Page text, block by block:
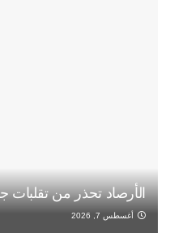
الأرصاد تحذر من تقلبات
أغسطس 7, 2026